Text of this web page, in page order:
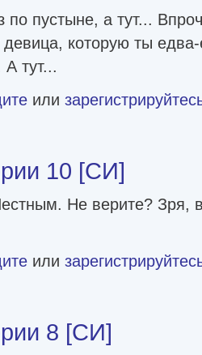
по пустыне, а тут...
которую ты
А тут...
Том 1 и 2
или
10 [СИ]
Не верите? Зря,
10 [СИ]
или
8 [СИ]